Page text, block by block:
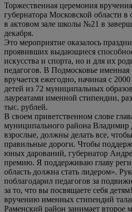
Торжественная церемония
губернатора Московской области в
в актовом зале школы №21 в
декабря.
Это мероприятие оказалось
проявивших выдающиеся
искусства и спорта, но и для их
педагогов. В Подмосковье именная
вручается ежегодно, начиная с
детей из 72 муниципальных
лауреатами именной стипендии,
тыс. рублей.
В своем приветственном слове
муниципального района
взрослые, должны делать все,
правильные дороги. Чтобы
юных дарований, губернатор
премию. Я поддерживаю главу
область должна стать лидером».
поблагодарил педагогов за
за то, что вы посвящаете себя
вручению именных стипендий
Раменский район занимает второе